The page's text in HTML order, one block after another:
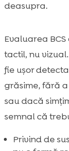
deasupra.
Evaluarea
tactil, nu
fie ușor
grăsime, fără
sau dacă
semnal că
Privind de